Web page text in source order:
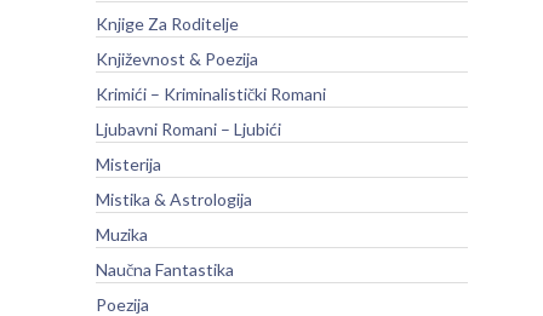
Knjige Za Roditelje
Književnost & Poezija
Krimići – Kriminalistički Romani
Ljubavni Romani – Ljubići
Misterija
Mistika & Astrologija
Muzika
Naučna Fantastika
Poezija